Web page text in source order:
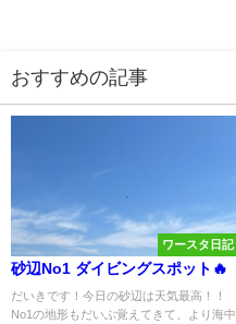
おすすめの記事
ワースタ日記
砂辺No1 ダイビングスポット🔥
だいきです！今日の砂辺は天気最高！！
No1の地形もだいぶ覚えてきて、より海中